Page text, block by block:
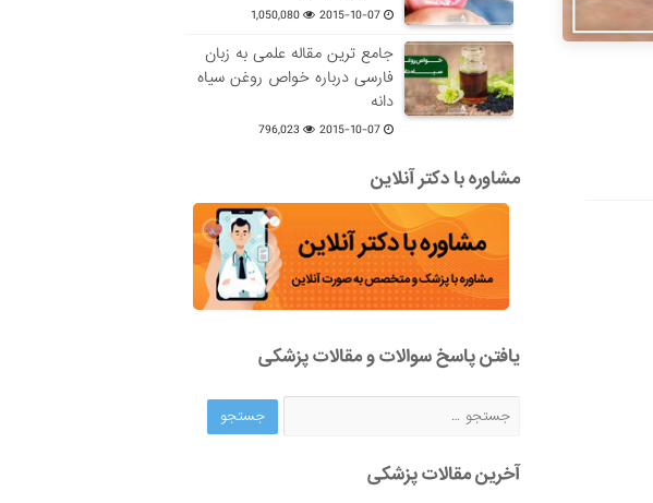
2015-10-07
1,050,080
جامع ترین مقاله علمی به زبان
فارسی درباره خواص روغن سیاه
دانه
2015-10-07
796,023
مشاوره با دکتر آنلاین
یافتن پاسخ سوالات و مقالات پزشکی
آخرین مقالات پزشکی